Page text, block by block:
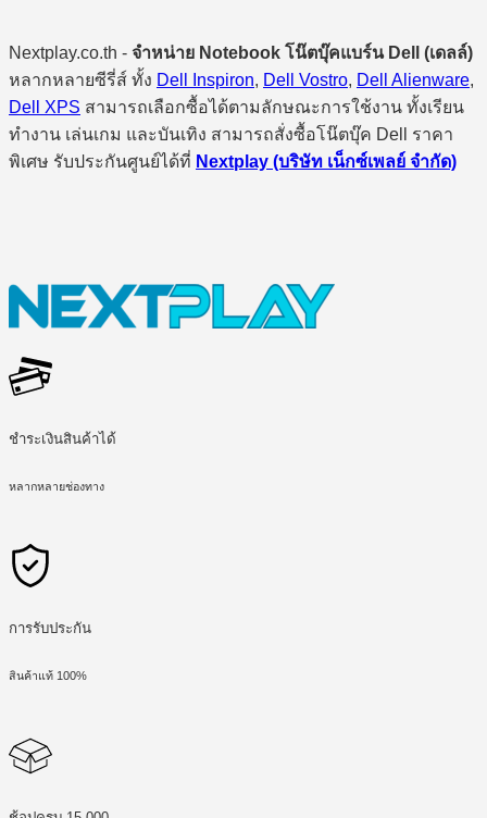
Nextplay.co.th - จำหน่าย Notebook โน๊ตบุ๊คแบร์น Dell (เดลล์)
หลากหลายซีรี่ส์ ทั้ง Dell Inspiron, Dell Vostro, Dell Alienware,
Dell XPS สามารถเลือกซื้อได้ตามลักษณะการใช้งาน ทั้งเรียน
ทำงาน เล่นเกม และบันเทิง สามารถสั่งซื้อโน๊ตบุ๊ค Dell ราคา
พิเศษ รับประกันศูนย์ได้ที่ Nextplay (บริษัท เน็กซ์เพลย์ จำกัด)
ชำระเงินสินค้าได้
หลากหลายช่องทาง
การรับประกัน
สินค้าแท้ 100%